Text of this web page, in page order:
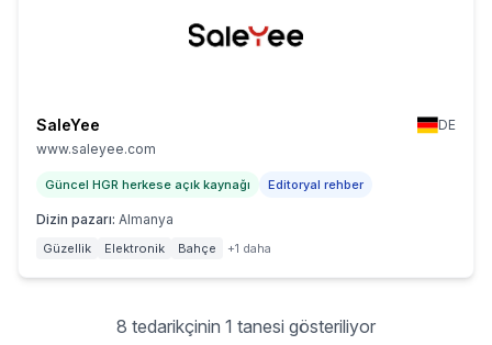
SaleYee
DE
www.saleyee.com
Güncel HGR herkese açık kaynağı Editoryal rehber
Dizin pazarı: Almanya
Güzellik Elektronik Bahçe +1 daha
8 tedarikçinin 1 tanesi gösteriliyor